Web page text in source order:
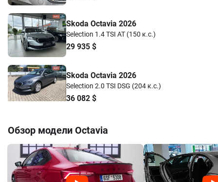
Skoda Octavia 2026
Selection 1.4 TSI AT (150 к.с.)
29 935 $
Skoda Octavia 2026
Selection 2.0 TSI DSG (204 к.с.)
36 082 $
Обзор модели Octavia